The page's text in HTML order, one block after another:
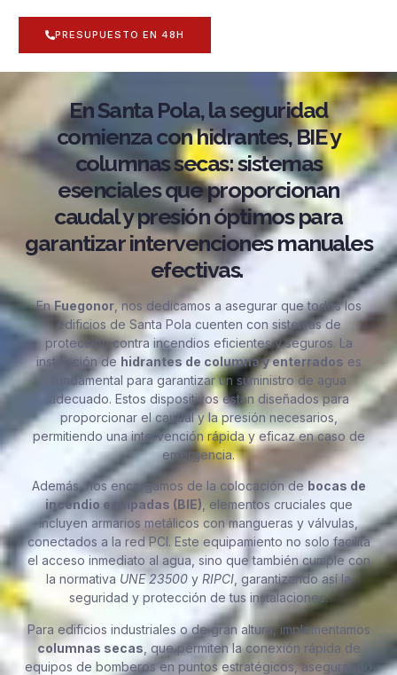
PRESUPUESTO EN 48H
En Santa Pola, la seguridad
comienza con hidrantes, BIE y
columnas secas: sistemas
esenciales que proporcionan
caudal y presión óptimos para
garantizar intervenciones manuales
efectivas.
EnFuegonor, nos dedicamos a asegurar que todos los
edificios de Santa Pola cuenten con sistemas de
protección contra incendios eficientes y seguros. La
instalación de hidrantes de columna y enterrados es
fundamental para garantizar un suministro de agua
adecuado. Estos dispositivos están diseñados para
proporcionar el caudal y la presión necesarios,
permitiendo una intervención rápida y eficaz en caso de
emergencia.
Además, nos encargamos de la colocación debocas de
incendio equipadas (BIE) , elementos cruciales que
incluyen armarios metálicos con mangueras y válvulas,
conectados a la red PCI. Este equipamiento no solo facilita
el acceso inmediato al agua, sino que también cumple con
la normativa UNE 23500 y RIPCI , garantizando así la
seguridad y protección de tus instalaciones.
Para edificios industriales o de gran altura, implementamos
columnas secas , que permiten la conexión rápida de
equipos de bomberos en puntos estratégicos, asegurando